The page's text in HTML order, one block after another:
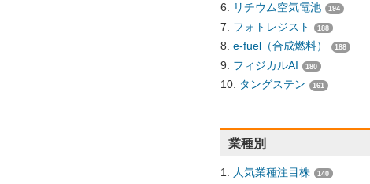
リチウム空気電池 194
フォトレジスト 188
e-fuel（合成燃料） 188
フィジカルAI 180
タングステン 161
業種別
人気業種注目株 140